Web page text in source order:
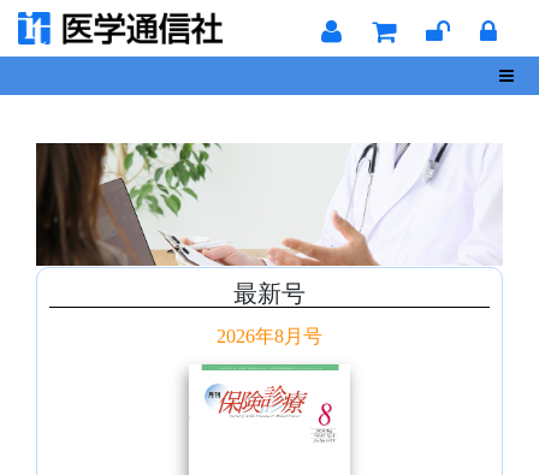
最新号
2026年8月号